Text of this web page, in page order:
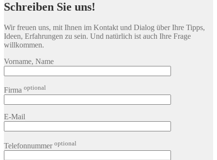
Schreiben Sie uns!
Wir freuen uns, mit Ihnen im Kontakt und Dialog über Ihre Tipps,
Ideen, Erfahrungen zu sein. Und natürlich ist auch Ihre Frage
willkommen.
Vorname, Name
Firma optional
E-Mail
Telefonnummer optional